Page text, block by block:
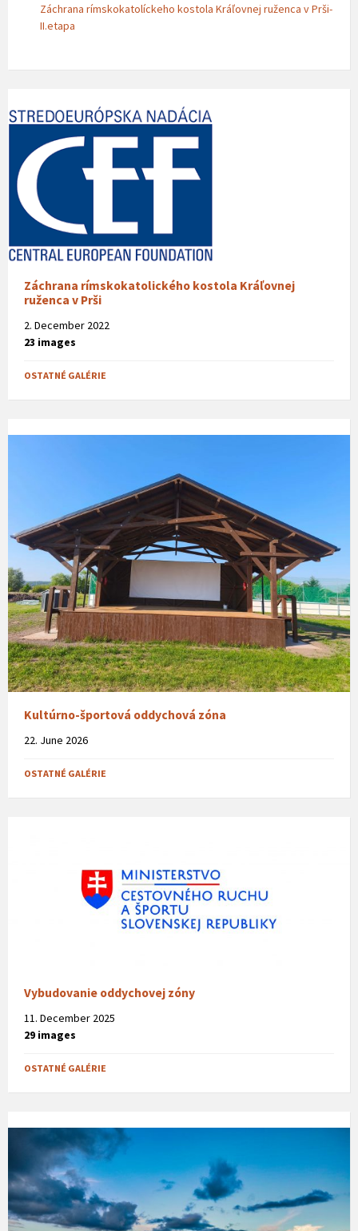
Záchrana rímskokatolíckeho kostola Kráľovnej ruženca v Prši-
II.etapa
Záchrana rímskokatolického kostola Kráľovnej
ruženca v Prši
2. December 2022
23 images
OSTATNÉ GALÉRIE
Kultúrno-športová oddychová zóna
22. June 2026
OSTATNÉ GALÉRIE
Vybudovanie oddychovej zóny
11. December 2025
29 images
OSTATNÉ GALÉRIE